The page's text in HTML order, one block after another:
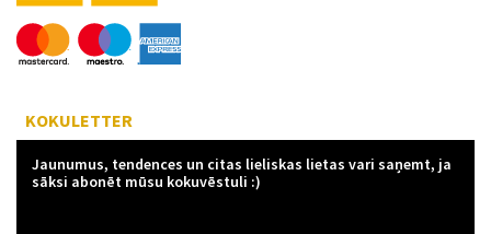
KOKULETTER
Jaunumus, tendences un citas lieliskas lietas vari saņemt, ja
sāksi abonēt mūsu kokuvēstuli :)